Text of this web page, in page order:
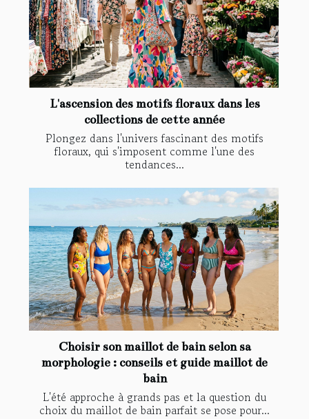
L'ascension des motifs floraux dans les
collections de cette année
Plongez dans l'univers fascinant des motifs
floraux, qui s'imposent comme l'une des
tendances...
Choisir son maillot de bain selon sa
morphologie : conseils et guide maillot de
bain
L'été approche à grands pas et la question du
choix du maillot de bain parfait se pose pour...